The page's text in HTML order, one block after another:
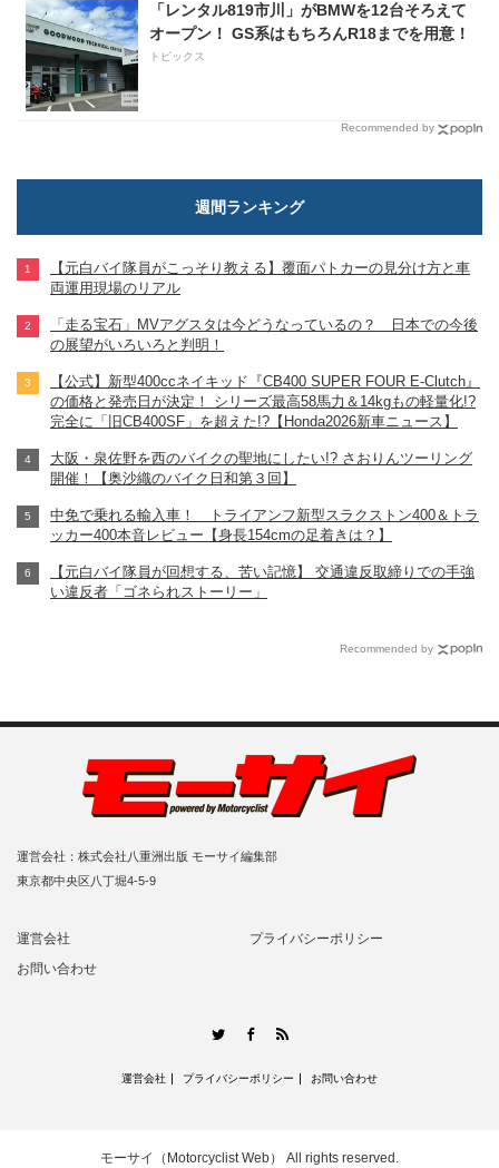
「レンタル819市川」がBMWを12台そろえて
オープン！ GS系はもちろんR18までを用意！
トピックス
Recommended by
週間ランキング
【元白バイ隊員がこっそり教える】覆面パトカーの見分け方と車
両運用現場のリアル
「走る宝石」MVアグスタは今どうなっているの？ 日本での今後
の展望がいろいろと判明！
【公式】新型400ccネイキッド『CB400 SUPER FOUR E-Clutch』
の価格と発売日が決定！ シリーズ最高58馬力＆14kgもの軽量化!?
完全に「旧CB400SF」を超えた!?【Honda2026新車ニュース】
大阪・泉佐野を西のバイクの聖地にしたい!? さおりんツーリング
開催！【奥沙織のバイク日和第３回】
中免で乗れる輸入車！ トライアンフ新型スラクストン400＆トラ
ッカー400本音レビュー【身長154cmの足着きは？】
【元白バイ隊員が回想する、苦い記憶】 交通違反取締りでの手強
い違反者「ゴネられストーリー」
Recommended by
運営会社：株式会社八重洲出版 モーサイ編集部
東京都中央区八丁堀4-5-9
運営会社
プライバシーポリシー
お問い合わせ
TwitterFacebook
運営会社 プライバシーポリシー お問い合わせ
モーサイ（Motorcyclist Web） All rights reserved.